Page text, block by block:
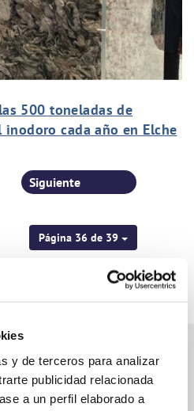
y de terceros para analizar
publicidad relacionada
a un perfil elaborado a
500 toneladas de
cada año en Elche
Página 36 de 39
Siguiente